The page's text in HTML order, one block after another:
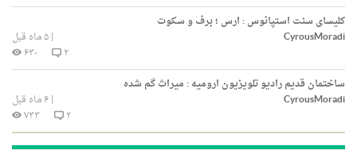
کلیسای سنت استپانوس : ارس ؛ برف و سکوت
CyrousMoradi
|۵ ماه قبل
۲
۶۳۰
ساختمان قدیم رادیو تلویزیون ارومیه : میراث گم شده
CyrousMoradi
|۶ ماه قبل
۲
۷۳۳